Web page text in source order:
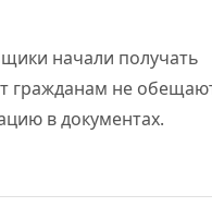
начали получать
гражданам не
в документах.